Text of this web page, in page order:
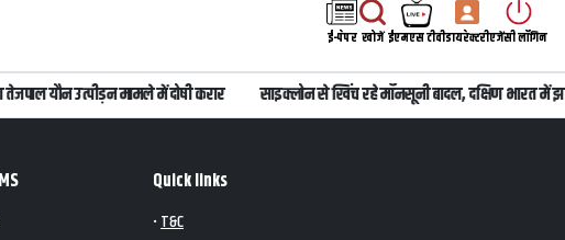
ई-पेपर खोजें ईएमएस टीवीडायरेक्टरीएजेंसी लॉगिन
यौन उत्पीड़न मामले में दोषी करार साइक्लोन से खिंच रहे मॉनसूनी बादल, दक्षिण भारत में
Quick links
•T&C